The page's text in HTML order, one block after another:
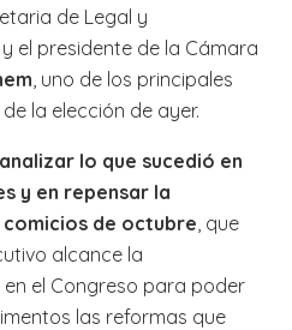
de Legal y
, y el presidente de la Cámara
, uno de los principales
la elección de ayer.
analizar lo que sucedió en
y en repensar la
de octubre , que
alcance la
el Congreso para poder
las reformas que